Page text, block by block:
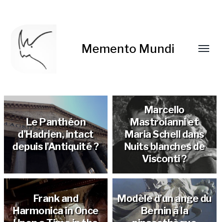
Memento Mundi
Le Panthéon
d’Hadrien, intact
depuis l’Antiquité ?
Marcello
Mastroianni et
Maria Schell dans
Nuits blanches de
Visconti ?
Frank and
Harmonica in Once
Modèle d’un ange du
Bernin à la